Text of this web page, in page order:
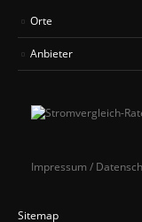
Orte
Anbieter
Impressum /
Sitemap